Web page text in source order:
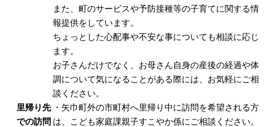
また、町のサービスや予防接種等の子育てに関する情
報提供をしています。
ちょっとした心配事や不安な事についても相談に応じ
ます。
お子さんだけでなく、お母さん自身の産後の経過や体
調について気になることがある際には、お気軽にご相
談ください。
里帰り先
での訪問
・矢巾町外の市町村へ里帰り中に訪問を希望される方
は、こども家庭課親子すこやか係にご相談ください。